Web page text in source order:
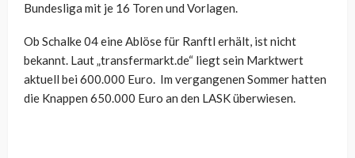
Bundesliga mit je 16 Toren und Vorlagen.
Ob Schalke 04 eine Ablöse für Ranftl erhält, ist nicht
bekannt. Laut „transfermarkt.de“ liegt sein Marktwert
aktuell bei 600.000 Euro. Im vergangenen Sommer hatten
die Knappen 650.000 Euro an den LASK überwiesen.